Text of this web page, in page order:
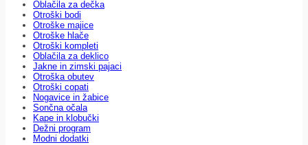
Oblačila za dečka
Otroški bodi
Otroške majice
Otroške hlače
Otroški kompleti
Oblačila za deklico
Jakne in zimski pajaci
Otroška obutev
Otroški copati
Nogavice in žabice
Sončna očala
Kape in klobučki
Dežni program
Modni dodatki